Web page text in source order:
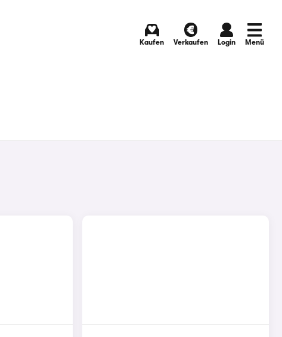
Kaufen Verkaufen Login Menü